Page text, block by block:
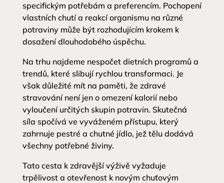
specifickým potřebám a preferencím. Pochopení
vlastních chutí a reakcí organismu na různé
potraviny může být rozhodujícím krokem k
dosažení dlouhodobého úspěchu.
Na trhu najdeme nespočet dietních programů a
trendů, které slibují rychlou transformaci. Je
však důležité mít na paměti, že zdravé
stravování není jen o omezení kalorií nebo
vyloučení určitých skupin potravin. Skutečná
síla spočívá ve vyváženém přístupu, který
zahrnuje pestré a chutné jídlo, jež tělu dodává
všechny potřebné živiny.
Tato cesta k zdravější výživě vyžaduje
trpělivost a otevřenost k novým chuťovým